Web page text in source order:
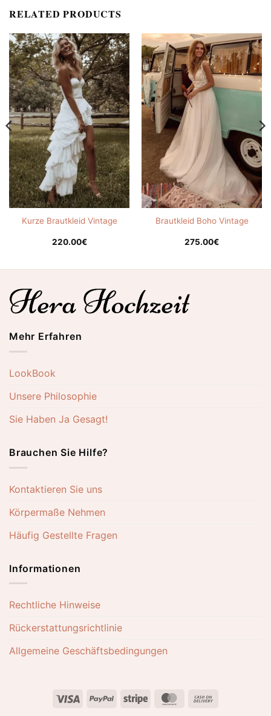
RELATED PRODUCTS
Kurze Brautkleid Vintage
220.00€
Brautkleid Boho Vintage
275.00€
Mehr Erfahren
LookBook
Unsere Philosophie
Sie Haben Ja Gesagt!
Brauchen Sie Hilfe?
Kontaktieren Sie uns
Körpermaße Nehmen
Häufig Gestellte Fragen
Informationen
Rechtliche Hinweise
Rückerstattungsrichtlinie
Allgemeine Geschäftsbedingungen
Visa PayPal Stripe MasterCard